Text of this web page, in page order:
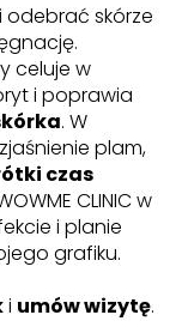
skórze
celuje w
i poprawia
. W
plam,
czas
CLINIC w
i planie
grafiku.
i umów wizytę.